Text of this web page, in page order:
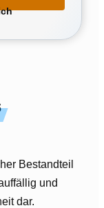
Bestandteil
und
dar.